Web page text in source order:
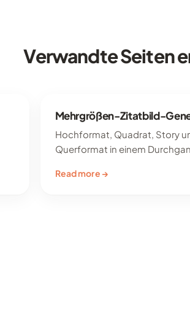
Verwandte Seiten
Mehrgrößen-Zitatbild-
Hochformat, Quadrat, Story
Querformat in einem
Read more →